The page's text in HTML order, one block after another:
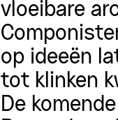
vloeibare
op ideeën
tot klinken
De